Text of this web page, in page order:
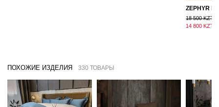
18 500 KZT
14 800 KZT
ПОХОЖИЕ ИЗДЕЛИЯ 330 ТОВАРЫ